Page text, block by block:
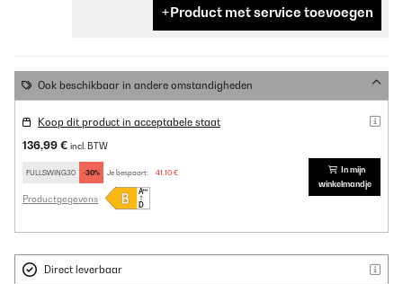
Product met service toevoegen
Ook beschikbaar in andere omstandigheden
Koop dit product in acceptabele staat
136,99 € incl. BTW
FULLSWING30 -30% Je bespaart: 41,10 €
Productgegevens
In mijn
winkelmandje
Direct leverbaar